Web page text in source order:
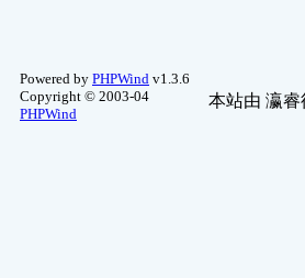
Powered by PHPWind v1.3.6
Copyright © 2003-04
PHPWind
本站由 瀛睿